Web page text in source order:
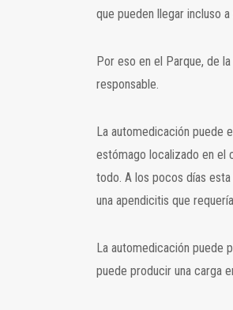
que pueden llegar incluso
Por eso en el Parque, de
responsable.
La automedicación puede
estómago localizado en el
todo. A los pocos días
una apendicitis que
La automedicación puede
puede producir una carga